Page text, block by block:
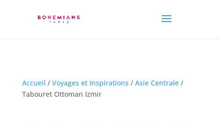
Accueil / Voyages et Inspirations / Asie Centrale/
Tabouret Ottoman Izmir